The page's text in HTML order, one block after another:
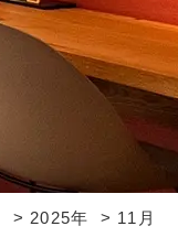
2025年 11月